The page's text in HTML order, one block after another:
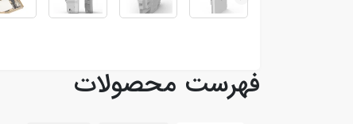
فهرست محصولات